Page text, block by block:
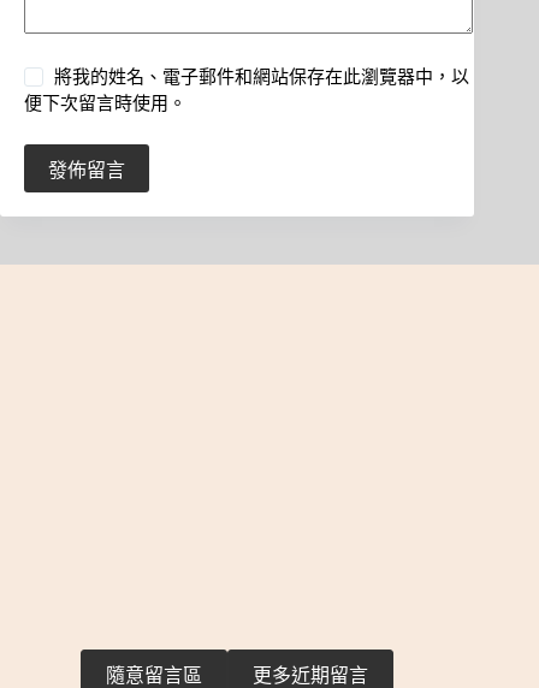
將我的姓名、電子郵件和網站保存在此瀏覽器中，以
便下次留言時使用。
發佈留言
隨意留言區 更多近期留言